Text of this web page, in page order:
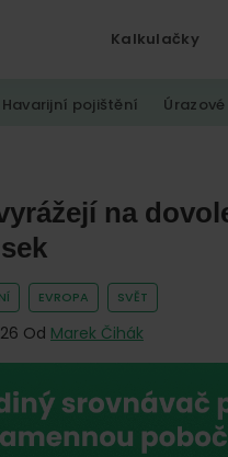
Kalkulačky
Havarijní pojištění
na
EVROPA SVĚT
Od Marek Čihák